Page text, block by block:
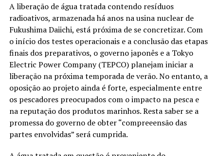
A liberação de água tratada contendo resíduos
radioativos, armazenada há anos na usina nuclear de
Fukushima Daiichi, está próxima de se concretizar. Com
o início dos testes operacionais e a conclusão das etapas
finais dos preparativos, o governo japonês e a Tokyo
Electric Power Company (TEPCO) planejam iniciar a
liberação na próxima temporada de verão. No entanto, a
oposição ao projeto ainda é forte, especialmente entre
os pescadores preocupados com o impacto na pesca e
na reputação dos produtos marinhos. Resta saber se a
promessa do governo de obter “compreeensão das
partes envolvidas” será cumprida.